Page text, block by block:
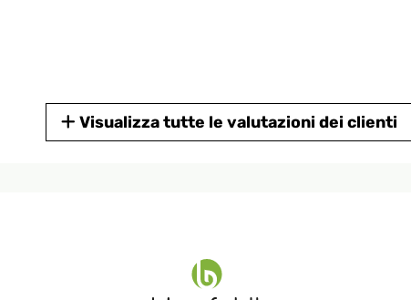
Visualizza tutte le valutazioni dei clienti